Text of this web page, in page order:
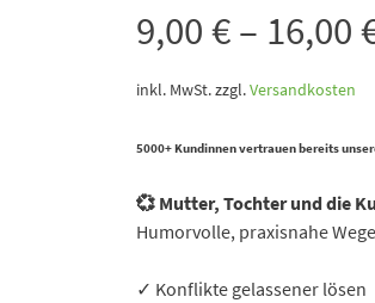
9,00€– 16,00
inkl. MwSt.zzgl.Versandkosten
5000+ Kundinnen vertrauen bereits
💞 Mutter, Tochter und die
Humorvolle, praxisnahe
✓ Konflikte gelassener lösen